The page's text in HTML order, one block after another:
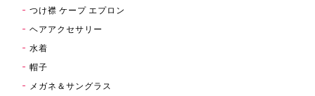
つけ襟 ケープ エプロン
ヘアアクセサリー
水着
帽子
メガネ＆サングラス